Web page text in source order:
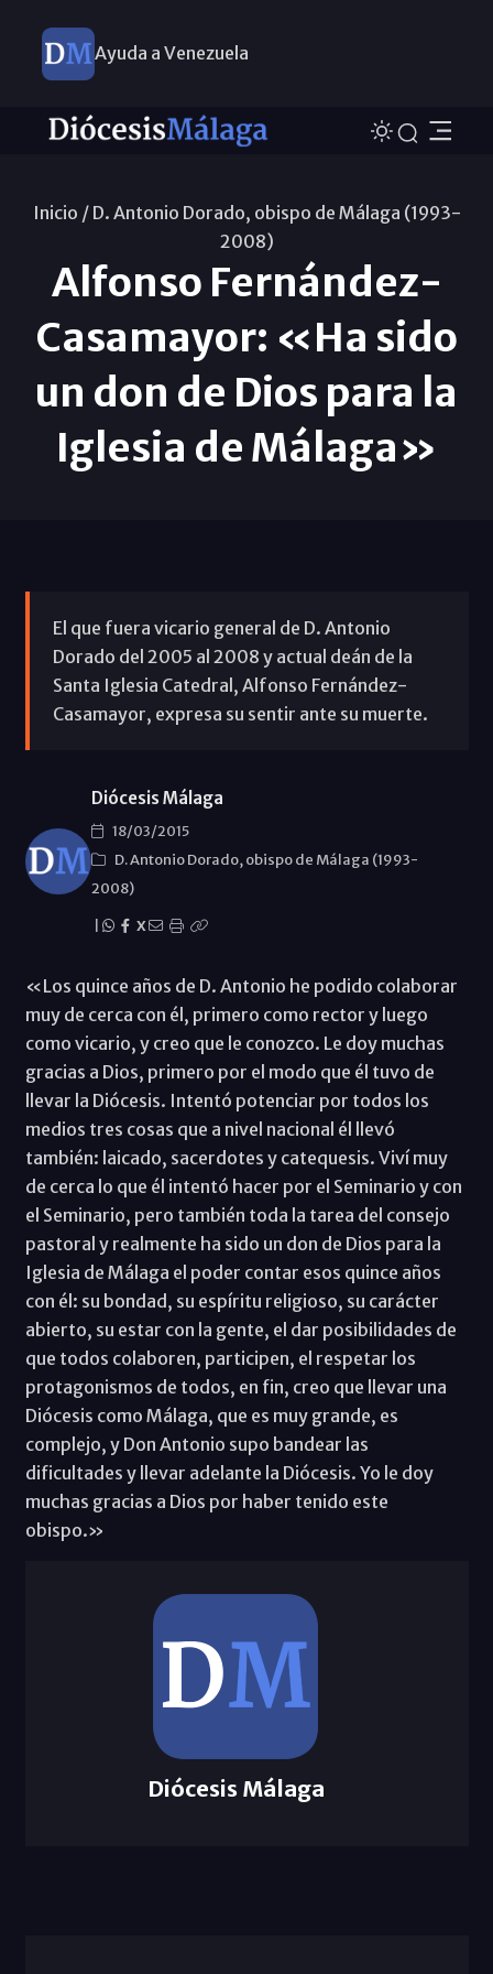
Ayuda a Venezuela
Inicio / D. Antonio Dorado, obispo de Málaga (1993-
2008)
Alfonso Fernández-
Casamayor: «Ha sido
un don de Dios para la
Iglesia de Málaga»
El que fuera vicario general de D. Antonio
Dorado del 2005 al 2008 y actual deán de la
Santa Iglesia Catedral, Alfonso Fernández-
Casamayor, expresa su sentir ante su muerte.
Diócesis Málaga
18/03/2015
D. Antonio Dorado, obispo de Málaga (1993-
2008)
X
«Los quince años de D. Antonio he podido colaborar
muy de cerca con él, primero como rector y luego
como vicario, y creo que le conozco. Le doy muchas
gracias a Dios, primero por el modo que él tuvo de
llevar la Diócesis. Intentó potenciar por todos los
medios tres cosas que a nivel nacional él llevó
también: laicado, sacerdotes y catequesis. Viví muy
de cerca lo que él intentó hacer por el Seminario y con
el Seminario, pero también toda la tarea del consejo
pastoral y realmente ha sido un don de Dios para la
Iglesia de Málaga el poder contar esos quince años
con él: su bondad, su espíritu religioso, su carácter
abierto, su estar con la gente, el dar posibilidades de
que todos colaboren, participen, el respetar los
protagonismos de todos, en fin, creo que llevar una
Diócesis como Málaga, que es muy grande, es
complejo, y Don Antonio supo bandear las
dificultades y llevar adelante la Diócesis. Yo le doy
muchas gracias a Dios por haber tenido este
obispo.»
Diócesis Málaga